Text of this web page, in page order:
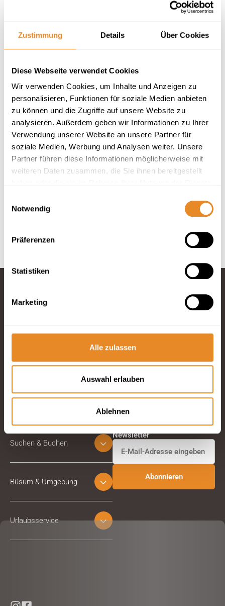
Zustimmung Details Über Cookies
Diese Webseite verwendet Cookies
Wir verwenden Cookies, um Inhalte und Anzeigen zu
personalisieren, Funktionen für soziale Medien anbieten
zu können und die Zugriffe auf unsere Website zu
analysieren. Außerdem geben wir Informationen zu Ihrer
Verwendung unserer Website an unsere Partner für
soziale Medien, Werbung und Analysen weiter. Unsere
Partner führen diese Informationen möglicherweise mit
weiteren Daten zusammen, die Sie ihnen bereitgestellt
Notwendig
Präferenzen
Statistiken
Marketing
Alle zulassen
Auswahl erlauben
Ablehnen
Ausstattung
32 Bewertungen
In deiner Buchung inbegriffen
Optimaler Service durch 4 Rezeptionen vor Ort.
Fragen und
Telefon: 04834
E-Mail schreiben
Suchen & Buchen
Büsum & Umgebung
Urlaubsservice
Abonnieren Sie unseren
Newsletter